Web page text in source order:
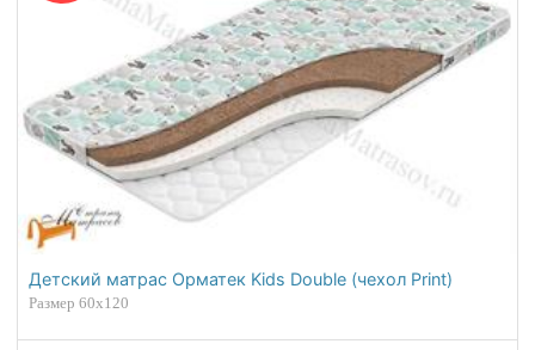
Детский матрас Орматек Kids Double (чехол Print)
Размер 60х120